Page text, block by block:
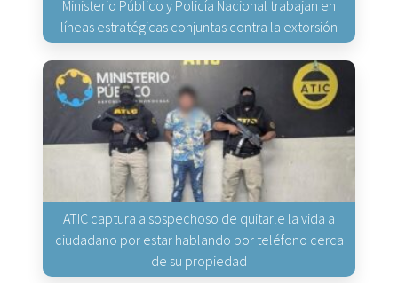
Ministerio Público y Policía Nacional trabajan en
líneas estratégicas conjuntas contra la extorsión
ATIC captura a sospechoso de quitarle la vida a
ciudadano por estar hablando por teléfono cerca
de su propiedad